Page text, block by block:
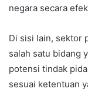
negara secara
Di sisi lain, sektor
salah satu bidang
potensi tindak
sesuai ketentuan